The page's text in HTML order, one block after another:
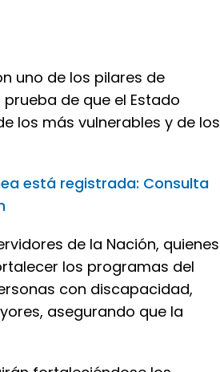
uno de los pilares de
de que el Estado
los más vulnerables y de los
está registrada: Consulta
de la Nación, quienes
los programas del
con discapacidad,
asegurando que la